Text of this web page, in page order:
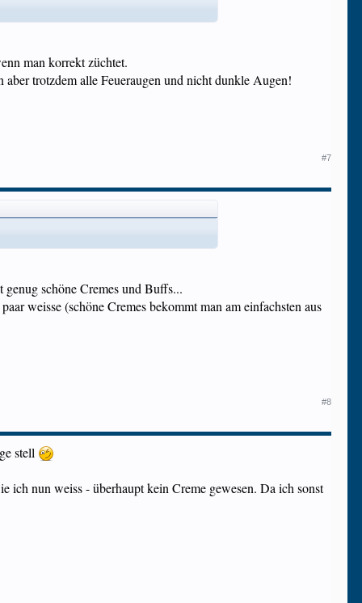
man korrekt züchtet.
trotzdem alle Feueraugen und nicht dunkle Augen!
#7
schöne Cremes und Buffs...
weisse (schöne Cremes bekommt man am einfachsten aus
#8
stell
ich nun weiss - überhaupt kein Creme gewesen. Da ich sonst